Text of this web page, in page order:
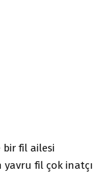
bir fil ailesi
yavru fil çok inatçı